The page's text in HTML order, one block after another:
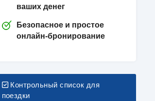
ваших денег
Безопасное и простое
онлайн-бронирование
Контрольный список для
поездки